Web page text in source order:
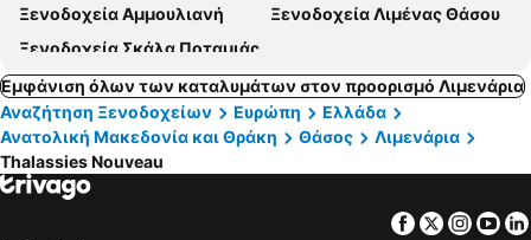
Ξενοδοχεία Αμμουλιανή
Ξενοδοχεία Λιμένας Θάσου
Ξενοδοχεία Σκάλα Ποταμιάς
Εμφάνιση όλων των καταλυμάτων στον προορισμό Λιμενάρια
Αναζήτηση Ξενοδοχείων
Ευρώπη
Ελλάδα
Ανατολική Μακεδονία και Θράκη
Θάσος
Λιμενάρια
Thalassies Nouveau
Facebook
Twitter